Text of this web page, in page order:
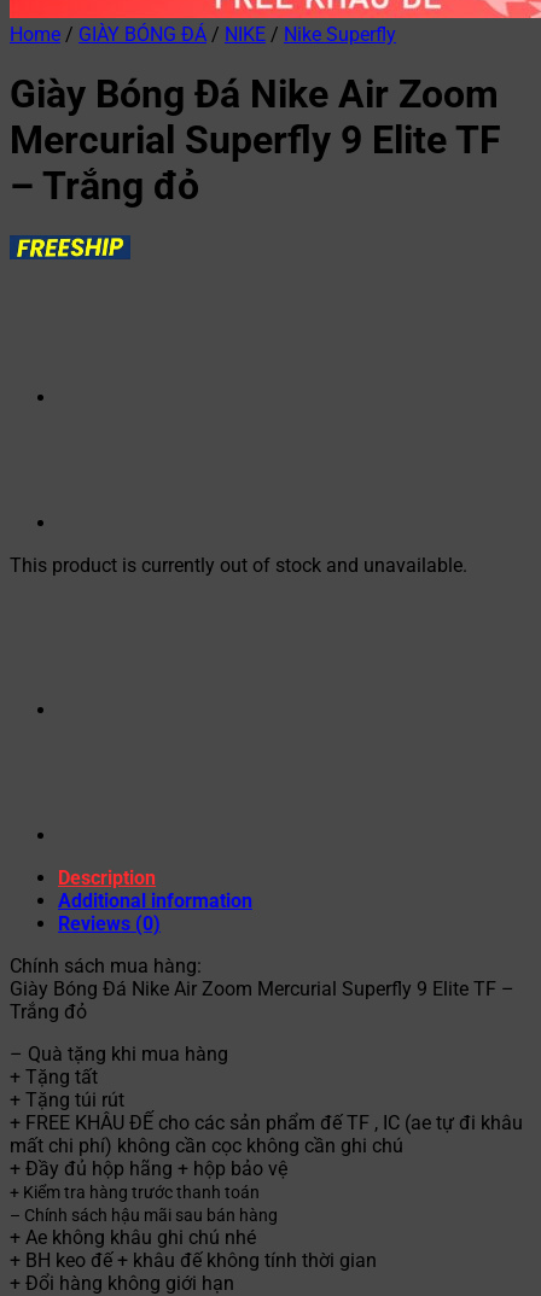
Home / GIÀY BÓNG ĐÁ / NIKE / Nike Superfly
Giày Bóng Đá Nike Air Zoom
Mercurial Superfly 9 Elite TF
– Trắng đỏ
This product is currently out of stock and unavailable.
Description
Additional information
Reviews (0)
Chính sách mua hàng:
Giày Bóng Đá Nike Air Zoom Mercurial Superfly 9 Elite TF –
Trắng đỏ
– Quà tặng khi mua hàng
+ Tặng tất
+ Tặng túi rút
+ FREE KHÂU ĐẾ cho các sản phẩm đế TF , IC (ae tự đi khâu
mất chi phí) không cần cọc không cần ghi chú
+ Đầy đủ hộp hãng + hộp bảo vệ
+ Kiểm tra hàng trước thanh toán
– Chính sách hậu mãi sau bán hàng
+ Ae không khâu ghi chú nhé
+ BH keo đế + khâu đế không tính thời gian
+ Đổi hàng không giới hạn